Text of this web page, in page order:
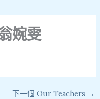
婉雯
下一個 Our Teachers →